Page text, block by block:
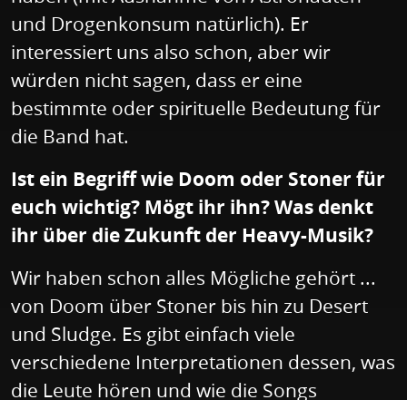
und Drogenkonsum natürlich). Er
interessiert uns also schon, aber wir
würden nicht sagen, dass er eine
bestimmte oder spirituelle Bedeutung für
die Band hat.
Ist ein Begriff wie Doom oder Stoner für
euch wichtig? Mögt ihr ihn? Was denkt
ihr über die Zukunft der Heavy-Musik?
Wir haben schon alles Mögliche gehört ...
von Doom über Stoner bis hin zu Desert
und Sludge. Es gibt einfach viele
verschiedene Interpretationen dessen, was
die Leute hören und wie die Songs